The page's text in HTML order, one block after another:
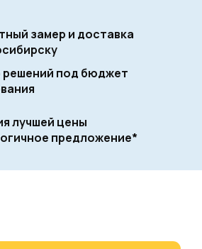
замер и доставка
под бюджет
лучшей цены
предложение*